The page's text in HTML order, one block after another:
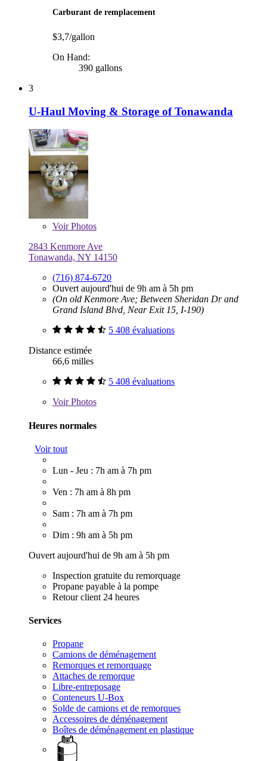
Carburant de remplacement
$3,7/gallon
On Hand:
390 gallons
3
U-Haul Moving & Storage of Tonawanda
VoirPhotos
2843 Kenmore Ave
Tonawanda, NY 14150
(716) 874-6720
Ouvert aujourd'hui de 9h am à 5h pm
(On old Kenmore Ave; Between Sheridan Dr and
Grand Island Blvd, Near Exit 15, I-190)
5 408 évaluations
Distance estimée
66,6 milles
5 408 évaluations
VoirPhotos
Heures normales
Voir tout
Lun - Jeu : 7h am à 7h pm
Ven : 7h am à 8h pm
Sam : 7h am à 7h pm
Dim : 9h am à 5h pm
Ouvert aujourd'hui de 9h am à 5h pm
Inspection gratuite du remorquage
Propane payable à la pompe
Retour client 24 heures
Services
Propane
Camions de déménagement
Remorques et remorquage
Attaches de remorque
Libre-entreposage
Conteneurs U-Box
Solde de camions et de remorques
Accessoires de déménagement
Boîtes de déménagement en plastique